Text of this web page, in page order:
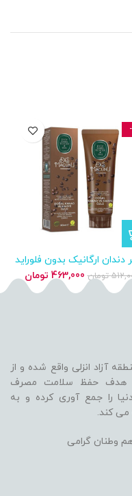
دندان ارگانیک بدون فلوراید
صبری با عصاره کاکائو و
قهوه
تومان قیمت
اصلی
463,000 تومان
فعلی
آزاد انزلی واقع شده و از
با هدف حفظ سلامت مصرف
را جمع آوری کرده و به
می کند.
وطنان گرامی